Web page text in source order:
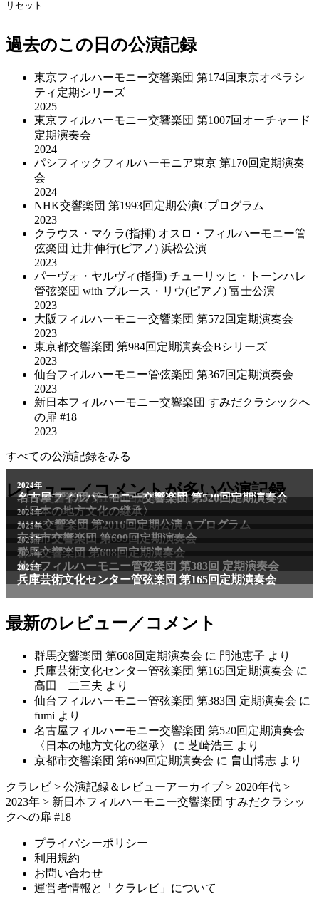
リセット
過去のこの日の公演記録
東京フィルハーモニー交響楽団 第174回東京オペラシ
ティ定期シリーズ
2025
東京フィルハーモニー交響楽団 第1007回オーチャード
定期演奏会
2024
パシフィックフィルハーモニア東京 第170回定期演奏
会
2024
NHK交響楽団 第1993回定期公演Cプログラム
2023
クラウス・マケラ(指揮) オスロ・フィルハーモニー管
弦楽団 辻井伸行(ピアノ) 浜松公演
2023
パーヴォ・ヤルヴィ(指揮) チューリッヒ・トーンハレ
管弦楽団 with ブルース・リウ(ピアノ) 富士公演
2023
大阪フィルハーモニー交響楽団 第572回定期演奏会
2023
東京都交響楽団 第984回定期演奏会Bシリーズ
2023
仙台フィルハーモニー管弦楽団 第367回定期演奏会
2023
新日本フィルハーモニー交響楽団 すみだクラシックへ
の扉 #18
2023
すべての公演記録をみる
レビュー／コメントが多い公演記録
2011年
NHK交響楽団 第1706回定期公演Aプログラム
2024年
名古屋フィルハーモニー交響楽団 第520回定期演奏会
〈日本の地方文化の継承〉
2024年
NHK交響楽団 第2016回定期公演 Aプログラム
2025年
京都市交響楽団 第699回定期演奏会
2025年
群馬交響楽団 第608回定期演奏会
2025年
仙台フィルハーモニー管弦楽団 第383回 定期演奏会
2025年
兵庫芸術文化センター管弦楽団 第165回定期演奏会
最新のレビュー／コメント
群馬交響楽団 第608回定期演奏会 に 門池恵子 より
兵庫芸術文化センター管弦楽団 第165回定期演奏会 に
高田 二三夫 より
仙台フィルハーモニー管弦楽団 第383回 定期演奏会 に
fumi より
名古屋フィルハーモニー交響楽団 第520回定期演奏会
〈日本の地方文化の継承〉
に 芝崎浩三 より
京都市交響楽団 第699回定期演奏会 に 畠山博志 より
クラレビ > 公演記録＆レビューアーカイブ > 2020年代 >
2023年 > 新日本フィルハーモニー交響楽団 すみだクラシッ
クへの扉 #18
プライバシーポリシー
利用規約
お問い合わせ
運営者情報と「クラレビ」について